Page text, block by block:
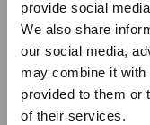
provide social
We also share
our social media,
may combine it with
provided to them or
of their services.
eens het fijne
‘De Gouden
Mis